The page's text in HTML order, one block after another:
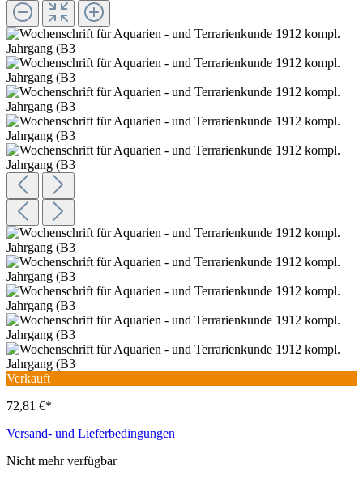
Verkauft
72,81 €*
Versand- und Lieferbedingungen
Nicht mehr verfügbar